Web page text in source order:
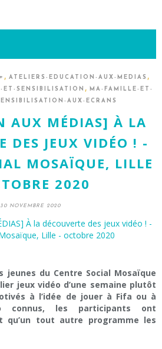
, ATELIERS-EDUCATION-AUX-MEDIAS ,
ET-SENSIBILISATION , MA-FAMILLE-ET-
AUX-ECRANS
AUX MÉDIAS] À LA
DES JEUX VIDÉO ! -
MOSAÏQUE, LILLE
2020
30 NOVEMBRE 2020
jeunes du Centre Social Mosaïque
jeux vidéo d’une semaine plutôt
à l’idée de jouer à Fifa ou à
connus, les participants ont
qu’un tout autre programme les